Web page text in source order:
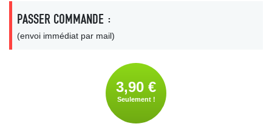
PASSER COMMANDE :
(envoi immédiat par mail)
3,90 €
Seulement !